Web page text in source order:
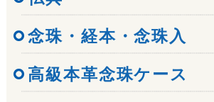
念珠・経本・念珠入
高級本革念珠ケース